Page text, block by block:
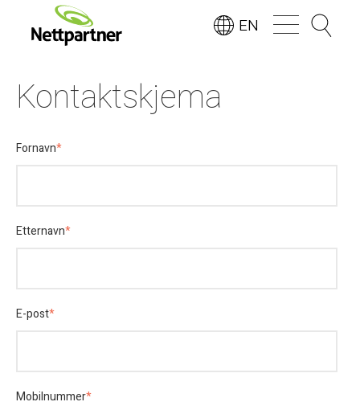
EN
Kontaktskjema
Fornavn*
Etternavn*
E-post*
Mobilnummer*